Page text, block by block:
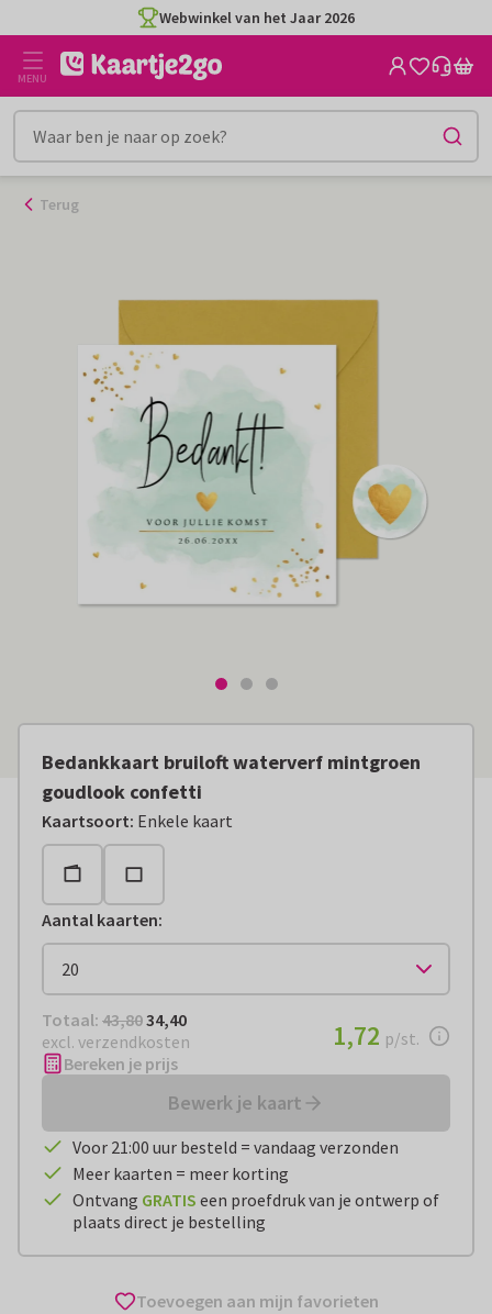
naar
inhoud
Webwinkel van het Jaar 2026
MENU
Terug
Bedankkaart bruiloft waterverf mintgroen
goudlook confetti
Kaartsoort: Enkele kaart
Aantal kaarten:
Totaal: € 34,40
Totaal: 43,8034,40
excl. verzendkosten
€ 1,72per stuk
1,72 p/st.
Bereken je prijs
Bewerk je kaart
Voor 21:00 uur besteld = vandaag verzonden
Meer kaarten = meer korting
Ontvang GRATIS een proefdruk van je ontwerp of
plaats direct je bestelling
Toevoegen aan mijn favorieten